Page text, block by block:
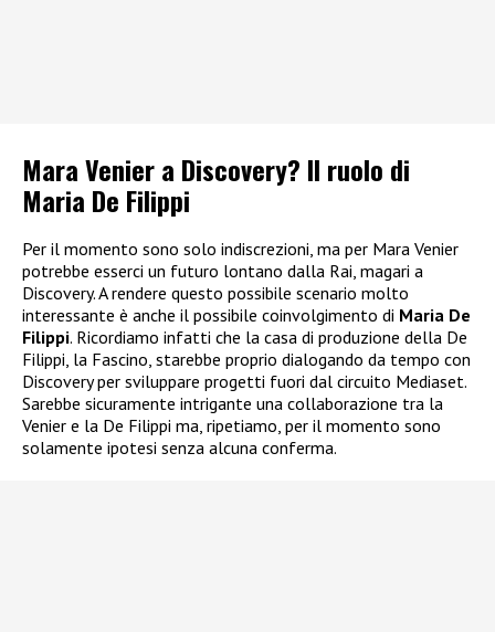
Mara Venier a Discovery? Il ruolo di
Maria De Filippi
Per il momento sono solo indiscrezioni, ma per Mara Venier
potrebbe esserci un futuro lontano dalla Rai, magari a
Discovery. A rendere questo possibile scenario molto
interessante è anche il possibile coinvolgimento di Maria De
Filippi. Ricordiamo infatti che la casa di produzione della De
Filippi, la Fascino, starebbe proprio dialogando da tempo con
Discovery per sviluppare progetti fuori dal circuito Mediaset.
Sarebbe sicuramente intrigante una collaborazione tra la
Venier e la De Filippi ma, ripetiamo, per il momento sono
solamente ipotesi senza alcuna conferma.